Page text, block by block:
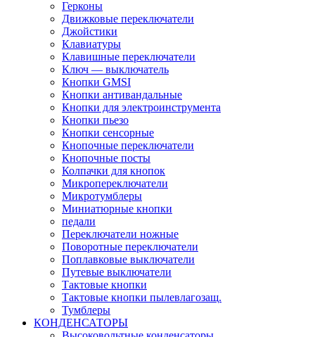
Герконы
Движковые переключатели
Джойстики
Клавиатуры
Клавишные переключатели
Ключ — выключатель
Кнопки GMSI
Кнопки антивандальные
Кнопки для электроинструмента
Кнопки пьезо
Кнопки сенсорные
Кнопочные переключатели
Кнопочные посты
Колпачки для кнопок
Микропереключатели
Микротумблеры
Миниатюрные кнопки
педали
Переключатели ножные
Поворотные переключатели
Поплавковые выключатели
Путевые выключатели
Тактовые кнопки
Тактовые кнопки пылевлагозащ.
Тумблеры
КОНДЕНСАТОРЫ